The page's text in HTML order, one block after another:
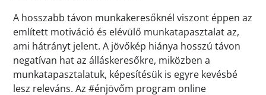
A hosszabb távon munkakeresőknél viszont éppen az
említett motiváció és elévülő munkatapasztalat az,
ami hátrányt jelent. A jövőkép hiánya hosszú távon
negatívan hat az álláskeresőkre, miközben a
munkatapasztalatuk, képesítésük is egyre kevésbé
lesz releváns. Az #énjövőm program online